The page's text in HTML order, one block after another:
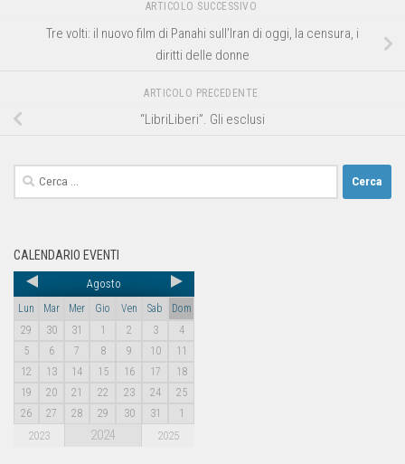
ARTICOLO SUCCESSIVO
Tre volti: il nuovo film di Panahi sull’Iran di oggi, la censura, i
diritti delle donne
ARTICOLO PRECEDENTE
“LibriLiberi”. Gli esclusi
CALENDARIO EVENTI
Agosto
Lun Mar Mer Gio Ven Sab
Dom
29
30 31 1 2 3
4
5
6 7 8 9 10
11
12
13 14 15 16 17
18
19
20 21 22 23 24
25
26
27 28 29 30 31 1
2023 2024 2025